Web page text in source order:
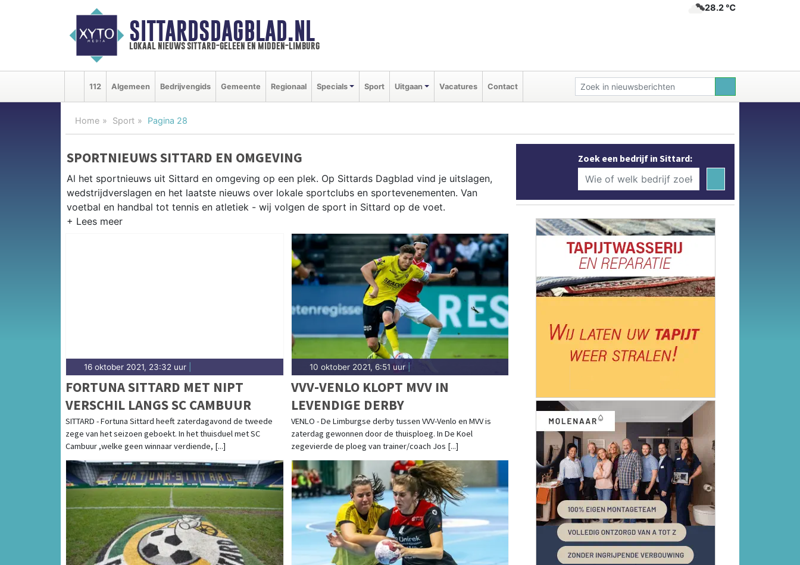
SITTARDSDAGBLAD.NL
lokaal nieuws sittard-geleen en midden-limburg
28.2 ℃
112 Algemeen Bedrijvengids Gemeente Regionaal Specials Sport Uitgaan Vacatures Contact
Home Sport Pagina 28
SPORTNIEUWS SITTARD EN OMGEVING
Al het sportnieuws uit Sittard en omgeving op een plek. Op Sittards Dagblad vind je uitslagen,
wedstrijdverslagen en het laatste nieuws over lokale sportclubs en sportevenementen. Van
voetbal en handbal tot tennis en atletiek - wij volgen de sport in Sittard op de voet.
Van Fortuna Sittard en RKVV Sittard tot atletiek bij Av’ 56 en wielrennen in het Limburgse
heuvelland — sport in Sittard-Geleen is breed en betrokken. Blijf op de hoogte van alle sportieve
16 oktober 2021, 23:32 uur
FORTUNA SITTARD MET NIPT
VERSCHIL LANGS SC CAMBUUR
SITTARD - Fortuna Sittard heeft zaterdagavond de tweede
zege van het seizoen geboekt. In het thuisduel met SC
Cambuur ,welke geen winnaar verdiende, [...]
10 oktober 2021, 6:51 uur|
VVV-VENLO KLOPT MVV IN
LEVENDIGE DERBY
VENLO - De Limburgse derby tussen VVV-Venlo en MVV is
zaterdag gewonnen door de thuisploeg. In De Koel
zegevierde de ploeg van trainer/coach Jos [...]
Zoek een bedrijf in Sittard: